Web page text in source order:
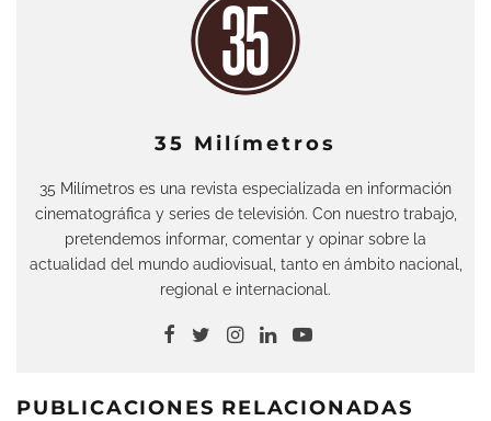
35 Milímetros
35 Milímetros es una revista especializada en información
cinematográfica y series de televisión. Con nuestro trabajo,
pretendemos informar, comentar y opinar sobre la
actualidad del mundo audiovisual, tanto en ámbito nacional,
regional e internacional.
PUBLICACIONES RELACIONADAS